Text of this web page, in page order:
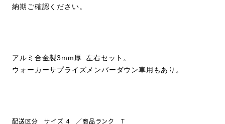
納期ご確認ください。
アルミ合金製3mm厚 左右セット。
ウォーカーサプライズメンバーダウン車用もあり。
配送区分 サイズ 4／商品ランク T